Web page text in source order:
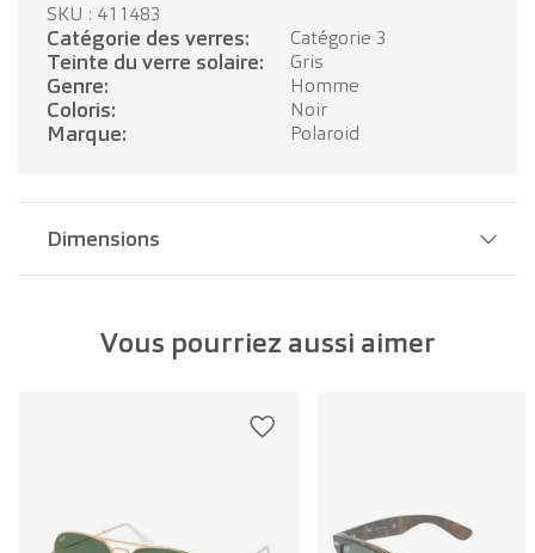
SKU : 411483
Catégorie des verres: Catégorie 3
Teinte du verre solaire: Gris
Genre: Homme
Coloris: Noir
Marque: Polaroid
Dimensions
Largeur verre: 56 mm
Vous pourriez aussi aimer